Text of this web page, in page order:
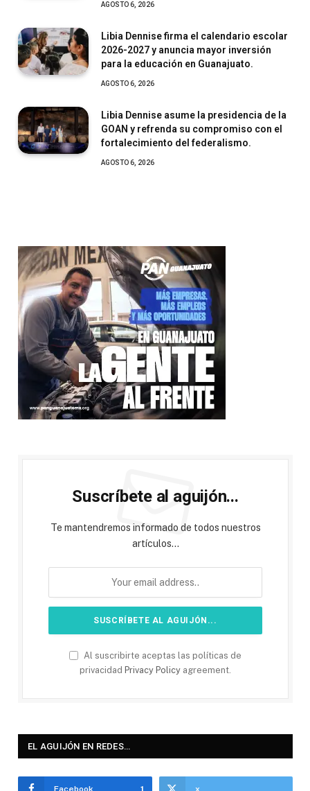
AGOSTO 6, 2026
Libia Dennise firma el calendario escolar
2026-2027 y anuncia mayor inversión
para la educación en Guanajuato.
AGOSTO 6, 2026
Libia Dennise asume la presidencia de la
GOAN y refrenda su compromiso con el
fortalecimiento del federalismo.
AGOSTO 6, 2026
Suscríbete al aguijón...
Te mantendremos informado de todos nuestros
artículos...
Al suscribirte aceptas las políticas de
privacidad Privacy Policy agreement.
EL AGUIJÓN EN REDES…